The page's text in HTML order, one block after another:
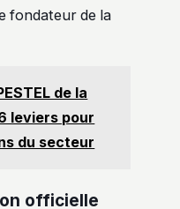
fondateur de la
de la
leviers pour
du secteur
officielle